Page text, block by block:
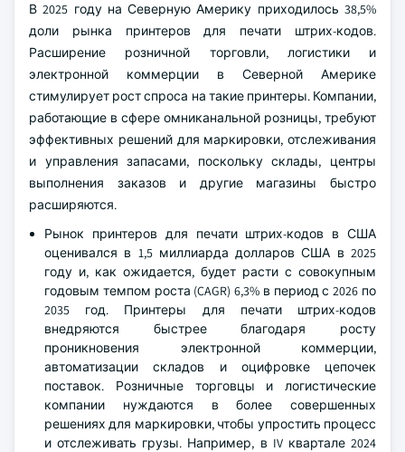
В 2025 году на Северную Америку приходилось 38,5%
доли рынка принтеров для печати штрих-кодов.
Расширение розничной торговли, логистики и
электронной коммерции в Северной Америке
стимулирует рост спроса на такие принтеры. Компании,
работающие в сфере омниканальной розницы, требуют
эффективных решений для маркировки, отслеживания
и управления запасами, поскольку склады, центры
выполнения заказов и другие магазины быстро
расширяются.
Рынок принтеров для печати штрих-кодов в США
оценивался в 1,5 миллиарда долларов США в 2025
году и, как ожидается, будет расти с совокупным
годовым темпом роста (CAGR) 6,3% в период с 2026 по
2035 год. Принтеры для печати штрих-кодов
внедряются быстрее благодаря росту
проникновения электронной коммерции,
автоматизации складов и оцифровке цепочек
поставок. Розничные торговцы и логистические
компании нуждаются в более совершенных
решениях для маркировки, чтобы упростить процесс
и отслеживать грузы. Например, в IV квартале 2024